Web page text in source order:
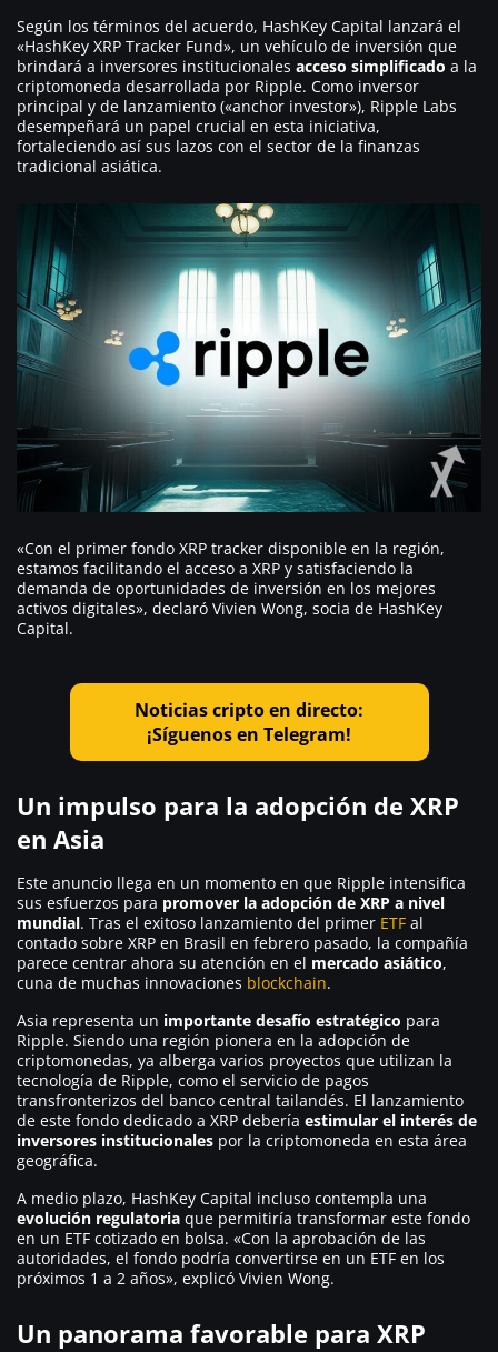
Según los términos del acuerdo, HashKey Capital lanzará el
«HashKey XRP Tracker Fund», un vehículo de inversión que
brindará a inversores institucionales acceso simplificado a la
criptomoneda desarrollada por Ripple. Como inversor
principal y de lanzamiento («anchor investor»), Ripple Labs
desempeñará un papel crucial en esta iniciativa,
fortaleciendo así sus lazos con el sector de la finanzas
tradicional asiática.
«Con el primer fondo XRP tracker disponible en la región,
estamos facilitando el acceso a XRP y satisfaciendo la
demanda de oportunidades de inversión en los mejores
activos digitales», declaró Vivien Wong, socia de HashKey
Capital.
Noticias cripto en directo:
¡Síguenos en Telegram!
Un impulso para la adopción de XRP
en Asia
Este anuncio llega en un momento en que Ripple intensifica
sus esfuerzos para promover la adopción de XRP a nivel
mundial. Tras el exitoso lanzamiento del primer ETF al
contado sobre XRP en Brasil en febrero pasado, la compañía
parece centrar ahora su atención en el mercado asiático,
cuna de muchas innovaciones blockchain.
Asia representa un importante desafío estratégico para
Ripple. Siendo una región pionera en la adopción de
criptomonedas, ya alberga varios proyectos que utilizan la
tecnología de Ripple, como el servicio de pagos
transfronterizos del banco central tailandés. El lanzamiento
de este fondo dedicado a XRP debería estimular el interés de
inversores institucionales por la criptomoneda en esta área
geográfica.
A medio plazo, HashKey Capital incluso contempla una
evolución regulatoria que permitiría transformar este fondo
en un ETF cotizado en bolsa. «Con la aprobación de las
autoridades, el fondo podría convertirse en un ETF en los
próximos 1 a 2 años», explicó Vivien Wong.
Un panorama favorable para XRP